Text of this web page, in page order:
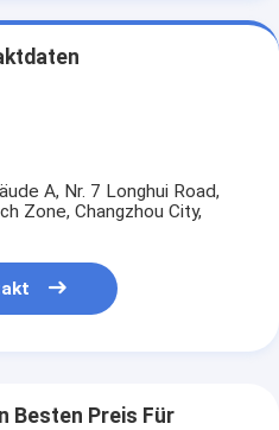
A, Nr. 7 Longhui Road,
Zone, Changzhou City,
Besten Preis Für